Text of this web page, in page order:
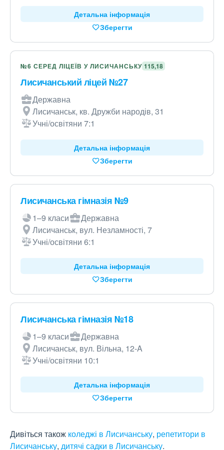
Детальна інформація
Зберегти
№6 СЕРЕД ЛІЦЕЇВ У ЛИСИЧАНСЬКУ 115,18
Лисичанський ліцей №27
Державна
Лисичанськ, кв. Дружби народів, 31
Учні/освітяни 7:1
Детальна інформація
Зберегти
Лисичанська гімназія №9
1–9 класи
Державна
Лисичанськ, вул. Незламності, 7
Учні/освітяни 6:1
Детальна інформація
Зберегти
Лисичанська гімназія №18
1–9 класи
Державна
Лисичанськ, вул. Вільна, 12-A
Учні/освітяни 10:1
Детальна інформація
Зберегти
Дивіться також коледжі в Лисичанську, репетитори в
Лисичанську, дитячі садки в Лисичанську.